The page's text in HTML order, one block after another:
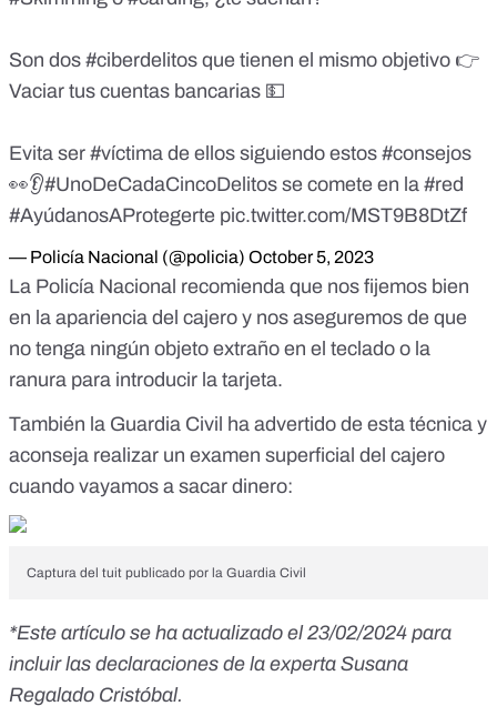
Son dos #ciberdelitos que tienen el mismo objetivo 👉
Vaciar tus cuentas bancarias 💵
Evita ser #víctima de ellos siguiendo estos #consejos
👀👂#UnoDeCadaCincoDelitos se comete en la #red
#AyúdanosAProtegerte pic.twitter.com/MST9B8DtZf
— Policía Nacional (@policia) October 5, 2023
La Policía Nacional recomienda que nos fijemos bien
en la apariencia del cajero y nos aseguremos de que
no tenga ningún objeto extraño en el teclado o la
ranura para introducir la tarjeta.
También la Guardia Civil ha advertido de esta técnica y
aconseja realizar un examen superficial del cajero
cuando vayamos a sacar dinero:
Captura del tuit publicado por la Guardia Civil
*Este artículo se ha actualizado el 23/02/2024 para
incluir las declaraciones de la experta Susana
Regalado Cristóbal.